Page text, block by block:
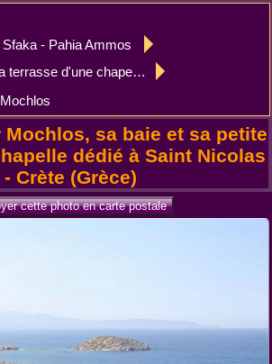
- Pahia Ammos
chapelle sur les hauts de Mochlos
Mochlos, sa baie et sa petite
dédié à Saint Nicolas
- Crète (Grèce)